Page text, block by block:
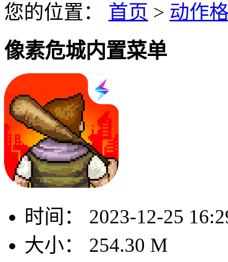
您的位置： 首页 > 动作
像素危城内置菜单
时间：
2023-12-25
大小：
254.30 M